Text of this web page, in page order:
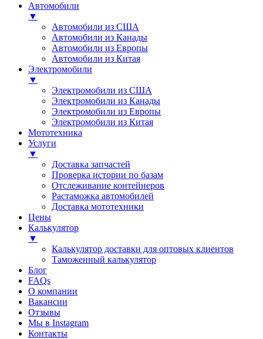
Автомобили
▼
Автомобили из США
Автомобили из Канады
Автомобили из Европы
Автомобили из Китая
Электромобили
▼
Электромобили из США
Электромобили из Канады
Электромобили из Европы
Электромобили из Китая
Мототехника
Услуги
▼
Доставка запчастей
Проверка истории по базам
Отслеживание контейнеров
Растаможка автомобилей
Доставка мототехники
Цены
Калькулятор
▼
Калькулятор доставки для оптовых клиентов
Таможенный калькулятор
Блог
FAQs
О компании
Вакансии
Отзывы
Мы в Instagram
Контакты